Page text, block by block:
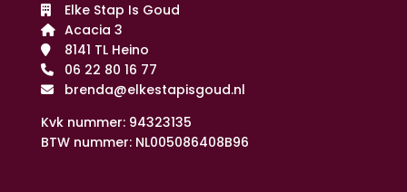
Elke Stap Is Goud
Acacia 3
8141 TL Heino
06 22 80 16 77
brenda@elkestapisgoud.nl
Kvk nummer: 94323135
BTW nummer: NL005086408B96